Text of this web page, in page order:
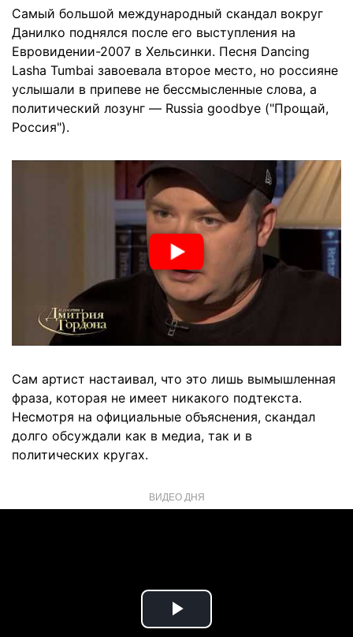
Самый большой международный скандал вокруг
Данилко поднялся после его выступления на
Евровидении-2007 в Хельсинки. Песня Dancing
Lasha Tumbai завоевала второе место, но россияне
услышали в припеве не бессмысленные слова, а
политический лозунг — Russia goodbye ("Прощай,
Россия").
Сам артист настаивал, что это лишь вымышленная
фраза, которая не имеет никакого подтекста.
Несмотря на официальные объяснения, скандал
долго обсуждали как в медиа, так и в
политических кругах.
ВИДЕО ДНЯ
Play